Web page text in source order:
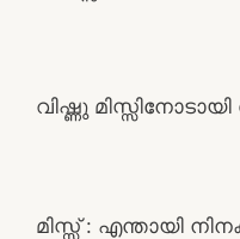
വിഷ്ണു
മിസ്സ്‌ : എന്തായി